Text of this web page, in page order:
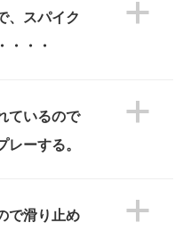
a
、スパイク
・・・
a
ているので
ーする。
a
で滑り止め